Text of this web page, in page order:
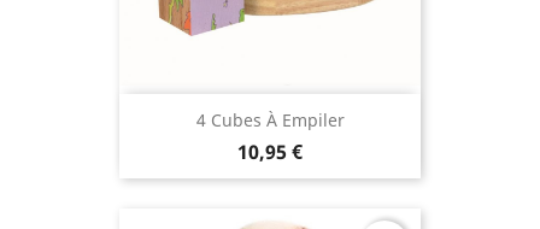
4 Cubes À Empiler
10,95 €